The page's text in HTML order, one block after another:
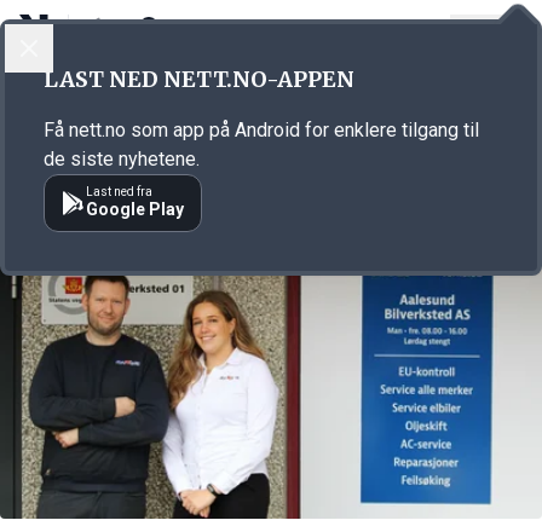
Annonsørinnhold
LAST NED NETT.NO-APPEN
Få nett.no som app på Android for enklere tilgang til
de siste nyhetene.
Last ned fra
Google Play